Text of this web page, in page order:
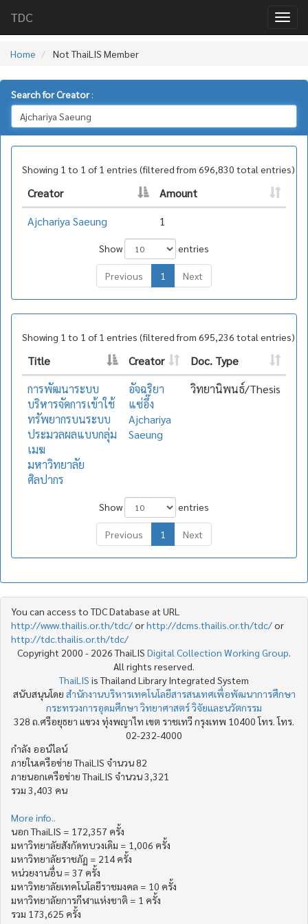
TDC
Home Not ThaiLIS Member
Search for Creator:
Showing 1 to 1 of 1 entries (filtered from 696,830 total entries)
Creator
Amount
Ajchariya Saeung
1
Show entries
Previous 1 Next
Showing 1 to 1 of 1 entries (filtered from 695,236 total entries)
Title Creator
Doc. Type
การพัฒนาระบบ
บริหารจัดการเข้าใช้
ทรัพยากรบนระบบ
ประมวลผลแบบกลุ่ม
เมฆ
มหาวิทยาลัย
ศิลปากร
อัจฉริยา
แซ่อึ๊ง
Ajchariya
Saeung
วิทยานิพนธ์/Thesis
Show entries
Previous 1 Next
You can access to TDC Database at URL
http://www.thailis.or.th/tdc/orhttp://dcms.thailis.or.th/tdc/or
http://tdc.thailis.or.th/tdc/
Copyright 2000 - 2026 ThaiLIS Digital Collection Working Group.
All rights reserved.
ThaiLIS is Thailand Library Integrated System
สนับสนุนโดย สำนักงานบริหารเทคโนโลยีสารสนเทศเพื่อพัฒนาการศึกษา
กระทรวงการอุดมศึกษา วิทยาศาสตร์ วิจัยและนวัตกรรม
328 ถ.ศรีอยุธยา แขวง ทุ่งพญาไท เขต ราชเทวี กรุงเทพ 10400 โทร. โทร.
02-232-4000
กำลัง ออน์ไลน์
ภายในเครือข่าย ThaiLIS จำนวน 82
ภายนอกเครือข่าย ThaiLIS จำนวน 3,321
รวม 3,403 คน
More info..
นอก ThaiLIS = 172,357 ครั้ง
มหาวิทยาลัยสังกัดทบวงเดิม = 1,006 ครั้ง
มหาวิทยาลัยราชภัฏ = 214 ครั้ง
หน่วยงานอื่น = 37 ครั้ง
มหาวิทยาลัยเทคโนโลยีราชมงคล = 10 ครั้ง
มหาวิทยาลัยการกีฬาแห่งชาติ = 1 ครั้ง
รวม 173,625 ครั้ง